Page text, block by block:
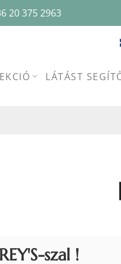
20 375 2963
LÁTÁST
szal !